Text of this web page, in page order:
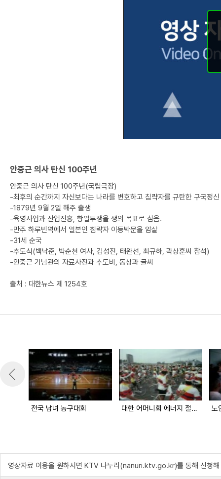
안중근 의사 탄신 100주년
안중근 의사 탄신 100주년(국립극장)
-최후의 순간까지 자신보다는 나라를 변호하고 침략자를 규탄한 구국정
-1879년 9월 2일 해주 출생
-육영사업과 산업진흥, 항일투쟁을 생의 목표로 삼음.
-만주 하루빈역에서 일본인 침략자 이등박문을 암살
-31세 순국
-추도식(백낙준, 박순천 여사, 김성진, 태완선, 최규하, 곽상훈씨 참석)
-안중근 기념관의 자료사진과 추도비, 동상과 글씨
출처 : 대한뉴스 제 1254호
전국 남녀 농구대회 대한 어머니회 에너지 절약 촉진대회 노
영상자료 이용을 원하시면 KTV 나누리(nanuri.ktv.go.kr)를 통해 신청해